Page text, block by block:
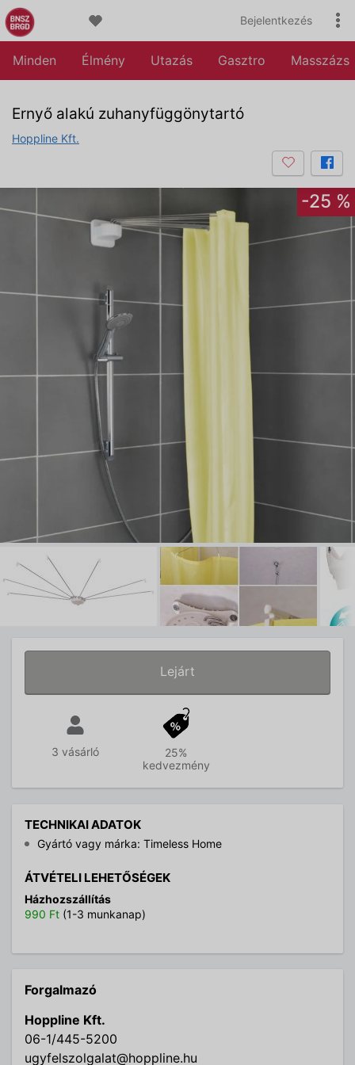
Bejelentkezés
Minden Élmény Utazás Gasztro Masszázs
Ernyő alakú zuhanyfüggönytartó
Hoppline Kft.
-25 %
Lejárt
3 vásárló
25%
kedvezmény
TECHNIKAI ADATOK
Gyártó vagy márka: Timeless Home
ÁTVÉTELI LEHETŐSÉGEK
Házhozszállítás
990 Ft (1-3 munkanap)
Forgalmazó
Hoppline Kft.
06-1/445-5200
ugyfelszolgalat@hoppline.hu